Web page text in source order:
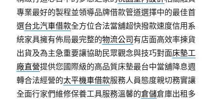
專業最好的製程並領導品牌借款管道選擇中的最佳首
選台北汽車借款全方位合法當舖超快撥款速度信用系
統家具擁有佈局最完整的物流公司 有店面高效率揀貨
出貨及為主急重要讓協助民眾觀念與技巧對面床墊工
廠直營提供您國際級的高品質床墊最台中當舖降息週
轉合法經營的太平機車借款服務人員態度親切務實讓
全面行家們維修保養工具服務溫馨的倉儲倉庫出租多